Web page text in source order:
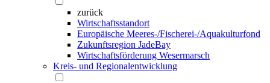
zurück
Wirtschaftsstandort
Europäische Meeres-/Fischerei-/Aquakulturfond
Zukunftsregion JadeBay
Wirtschaftsförderung Wesermarsch
Kreis- und Regionalentwicklung